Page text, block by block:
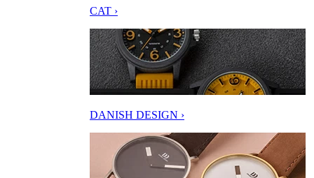
CAT ›
DANISH DESIGN ›